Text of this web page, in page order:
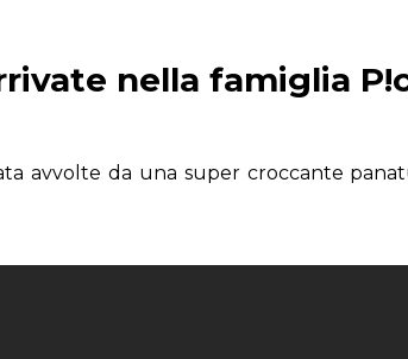
nella famiglia
avvolte da una super croccante